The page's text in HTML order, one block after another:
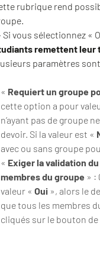
rubrique rend
vous sélectionnez «
remettent leur
paramètres
« Requiert un groupe
cette option a pour
n’ayant pas de groupe
devoir. Si la valeur est «
avec ou sans groupe
« Exiger la validation
membres du groupe » :
valeur « Oui », alors le
que tous les membres
cliqués sur le bouton de